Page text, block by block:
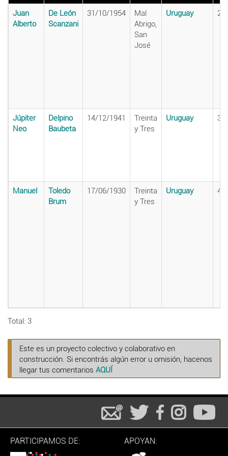
Juan
Alberto
De León
Scanzani
31/10/1954
Mal
Abrigo,
San
José
Uruguay 23
Júpiter
Neo
Delpino
Baubeta
14/12/1941
Treinta
y Tres
Uruguay 34
Manuel
Toledo
Brum
17/06/1930
Treinta
y Tres
Uruguay 48
Total: 3
Este es un proyecto colectivo y colaborativo en
construcción. Si encontrás algún error u omisión, hacenos
llegar tus comentarios AQUÍ
PARTICIPAMOS DE: APOYAN: